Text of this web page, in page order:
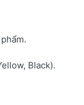
Black).